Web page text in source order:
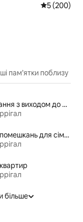
Середня
5 (200)
пам’ятки поблизу
Помешкання з виходом до озера
Оренда помешкань для сімей
більше